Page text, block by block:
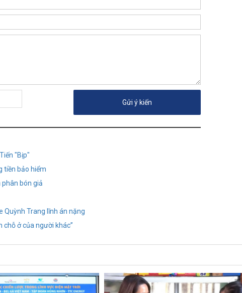
"Bịp"
tiền bảo hiểm
phân bón giả
Quỳnh Trang lĩnh án nặng
chỗ ở của người khác”